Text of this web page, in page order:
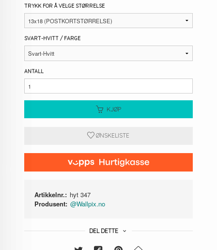
TRYKK FOR Å VELGE STØRRELSE
SVART-HVITT / FARGE
ANTALL
KJØP
ØNSKELISTE
Artikkelnr.: hyt 347
Produsent: @Wallpix.no
DEL DETTE